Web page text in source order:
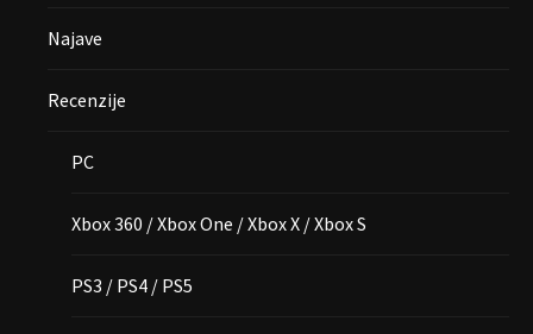
Najave
Recenzije
PC
Xbox 360 / Xbox One / Xbox X / Xbox S
PS3 / PS4 / PS5